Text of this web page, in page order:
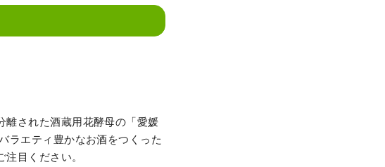
離された酒蔵用花酵母の「愛媛
ラエティ豊かなお酒をつくった
目ください。